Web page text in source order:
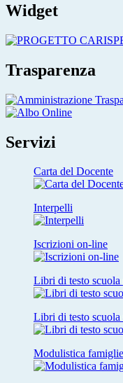
Widget
Trasparenza
Servizi
Carta del Docente
Interpelli
Iscrizioni on-line
Libri di testo
Libri di testo scuola
Modulistica famiglie